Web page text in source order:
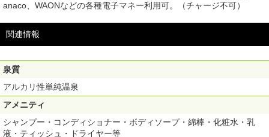
anaco、WAONなどの各種電子マネー利用可。（チャージ不可）
関連情報
泉質
アルカリ性単純温泉
アメニティ
シャンプー・コンディショナー・ボディソープ・綿棒・化粧水・乳
液・ティッシュ・ドライヤー等